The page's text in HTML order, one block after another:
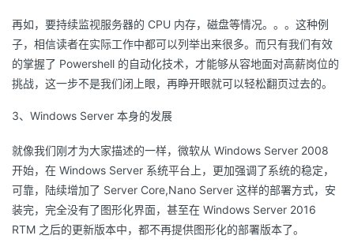
再如，要持续监视服务器的 CPU 内存，磁盘等情况。。。这种例
子，相信读者在实际工作中都可以列举出来很多。而只有我们有效
的掌握了 Powershell 的自动化技术，才能够从容地面对高薪岗位的
挑战，这一步不是我们闭上眼，再睁开眼就可以轻松翻页过去的。
3、Windows Server 本身的发展
就像我们刚才为大家描述的一样，微软从 Windows Server 2008
开始，在 Windows Server 系统平台上，更加强调了系统的稳定，
可靠，陆续增加了 Server Core,Nano Server 这样的部署方式，安
装完，完全没有了图形化界面，甚至在 Windows Server 2016
RTM 之后的更新版本中，都不再提供图形化的部署版本了。